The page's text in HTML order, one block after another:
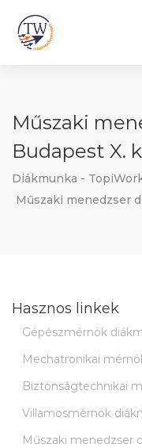
Műszaki
Budapest X.
Diákmunka -
Műszaki menedzser
Hasznos linkek
Gépészmérnök
Mechatronikai
Biztonságtechnikai
Villamosmérnök
Műszaki menedzser